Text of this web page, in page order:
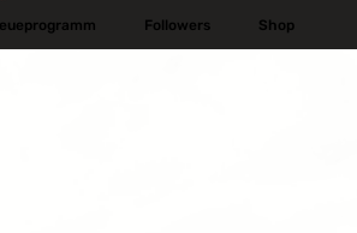
Followers Shop